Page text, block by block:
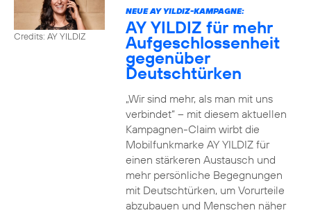
Credits: AY YILDIZ
NEUE AY YILDIZ-KAMPAGNE:
AY YILDIZ für mehr
Aufgeschlossenheit
gegenüber
Deutschtürken
„Wir sind mehr, als man mit uns
verbindet“ – mit diesem aktuellen
Kampagnen-Claim wirbt die
Mobilfunkmarke AY YILDIZ für
einen stärkeren Austausch und
mehr persönliche Begegnungen
mit Deutschtürken, um Vorurteile
abzubauen und Menschen näher